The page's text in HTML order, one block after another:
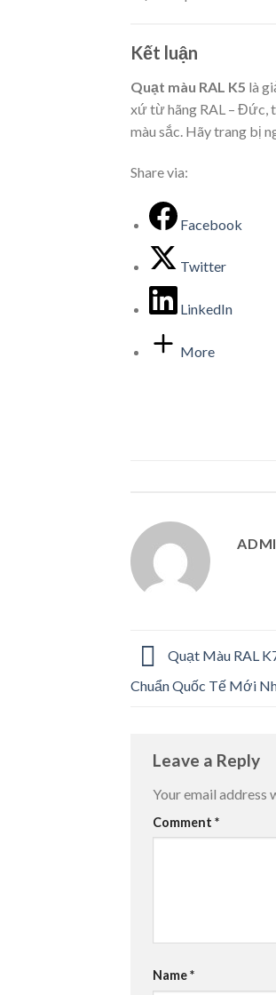
Kết luận
Quạt màu RAL K5 là
xứ từ hãng RAL – Đức,
màu sắc. Hãy trang bị
Share via:
Facebook
Twitter
LinkedIn
More
Quạt Màu RAL
Chuẩn Quốc Tế Mới
Leave a Reply
Your email address
Comment *
Name*